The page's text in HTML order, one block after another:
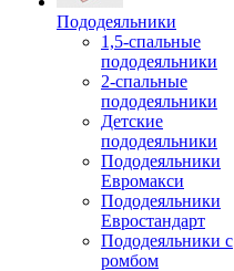
Пододеяльники
1,5-спальные
пододеяльники
2-спальные
пододеяльники
Детские
пододеяльники
Пододеяльники
Евромакси
Пододеяльники
Евростандарт
Пододеяльники с
ромбом